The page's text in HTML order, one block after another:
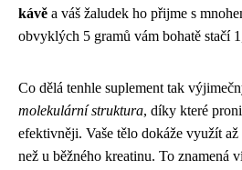
kávě a váš žaludek ho přijme s
obvyklých 5 gramů vám bohatě stačí
Co dělá tenhle suplement tak
molekulární struktura, díky které
efektivněji. Vaše tělo dokáže využít
než u běžného kreatinu. To znamená